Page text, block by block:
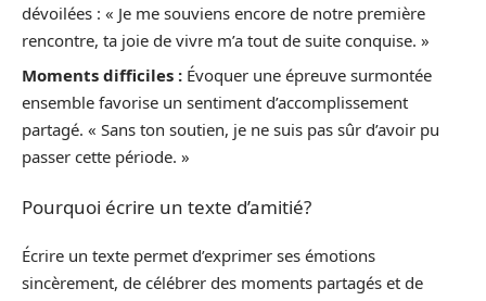
dévoilées : « Je me souviens encore de notre première
rencontre, ta joie de vivre m’a tout de suite conquise. »
Moments difficiles : Évoquer une épreuve surmontée
ensemble favorise un sentiment d’accomplissement
partagé. « Sans ton soutien, je ne suis pas sûr d’avoir pu
passer cette période. »
Pourquoi écrire un texte d’amitié?
Écrire un texte permet d’exprimer ses émotions
sincèrement, de célébrer des moments partagés et de